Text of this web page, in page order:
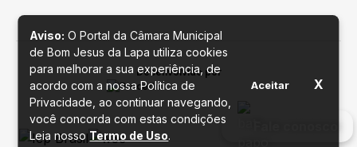
Desenvolvido por
Aviso: O Portal da Câmara Municipal
de Bom Jesus da Lapa utiliza cookies
para melhorar a sua experiência, de
acordo com a nossa Política de
Privacidade, ao continuar navegando,
você concorda com estas condições
Leia nossoTermo de Uso.
Aceitar X